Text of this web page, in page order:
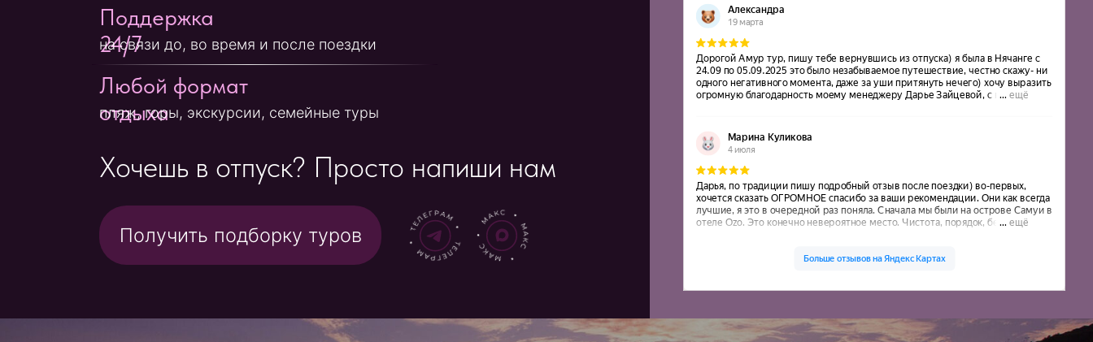
Получить подборку туров
Хочешь новые идеи для
путешествий?
отели и маршруты, которые мы действительно рекомендуем